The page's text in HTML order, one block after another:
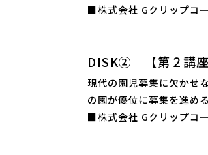
■株式会社 Gクリップ
DISK② 【第２講座
現代の園児募集に欠かせ
の園が優位に募集を進め
■株式会社 Gクリップ